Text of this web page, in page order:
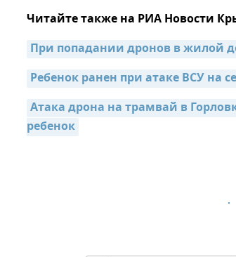
Читайте также на РИА Новости
При попадании дронов в жилой
Ребенок ранен при атаке ВСУ на
Атака дрона на трамвай в
ребенок